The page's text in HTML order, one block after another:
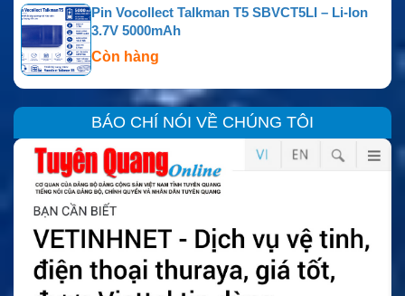
Pin Vocollect Talkman T5 SBVCT5LI – Li-Ion
3.7V 5000mAh
Còn hàng
BÁO CHÍ NÓI VỀ CHÚNG TÔI